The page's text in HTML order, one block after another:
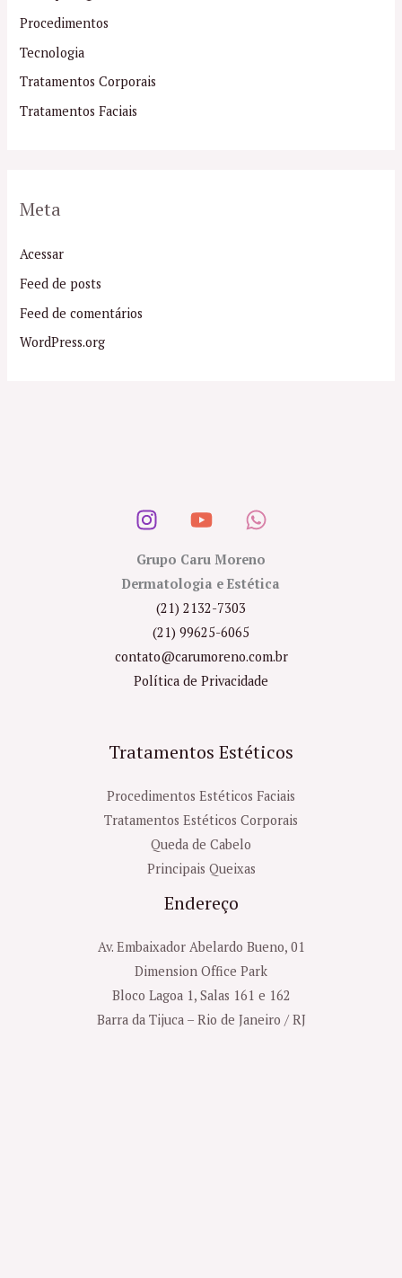
Procedimentos
Tecnologia
Tratamentos Corporais
Tratamentos Faciais
Meta
Acessar
Feed de posts
Feed de comentários
WordPress.org
Grupo Caru Moreno
Dermatologia e Estética
(21) 2132-7303
(21) 99625-6065
contato@carumoreno.com.br
Política de Privacidade
Tratamentos Estéticos
Procedimentos Estéticos Faciais
Tratamentos Estéticos Corporais
Queda de Cabelo
Principais Queixas
Endereço
Av. Embaixador Abelardo Bueno, 01
Dimension Office Park
Bloco Lagoa 1, Salas 161 e 162
Barra da Tijuca – Rio de Janeiro / RJ